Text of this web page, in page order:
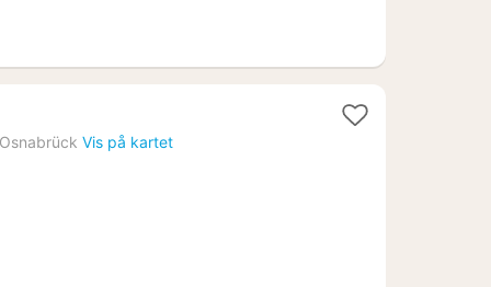
Osnabrück Vis på kartet